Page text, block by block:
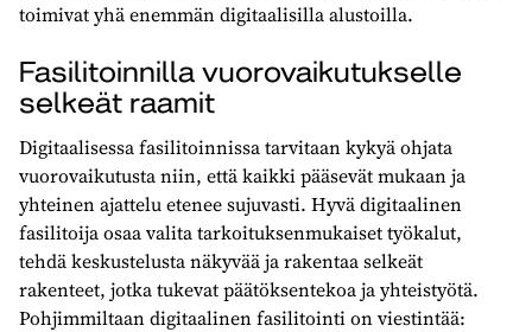
toimivat yhä enemmän digitaalisilla alustoilla.
Fasilitoinnilla vuorovaikutukselle
selkeät raamit
Digitaalisessa fasilitoinnissa tarvitaan kykyä ohjata
vuorovaikutusta niin, että kaikki pääsevät mukaan ja
yhteinen ajattelu etenee sujuvasti. Hyvä digitaalinen
fasilitoija osaa valita tarkoituksenmukaiset työkalut,
tehdä keskustelusta näkyvää ja rakentaa selkeät
rakenteet, jotka tukevat päätöksentekoa ja yhteistyötä.
Pohjimmiltaan digitaalinen fasilitointi on viestintää: